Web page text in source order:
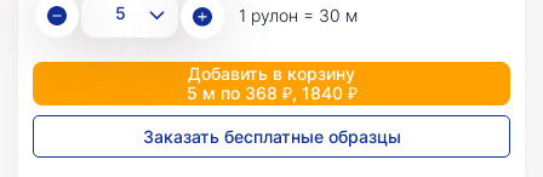
1 рулон = 30 м
Добавить в корзину
5 м по 368 ₽, 1840 ₽
Заказать бесплатные образцы